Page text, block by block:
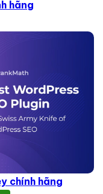
hãng
chính hãng